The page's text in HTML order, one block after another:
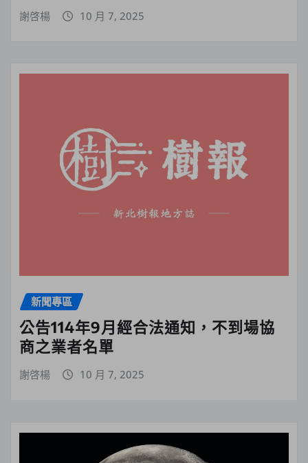
謝啓楊 10 月 7, 2025
新聞專區
公告114年9月經合法通知，不到場協
商之業者名單
謝啓楊 10 月 7, 2025